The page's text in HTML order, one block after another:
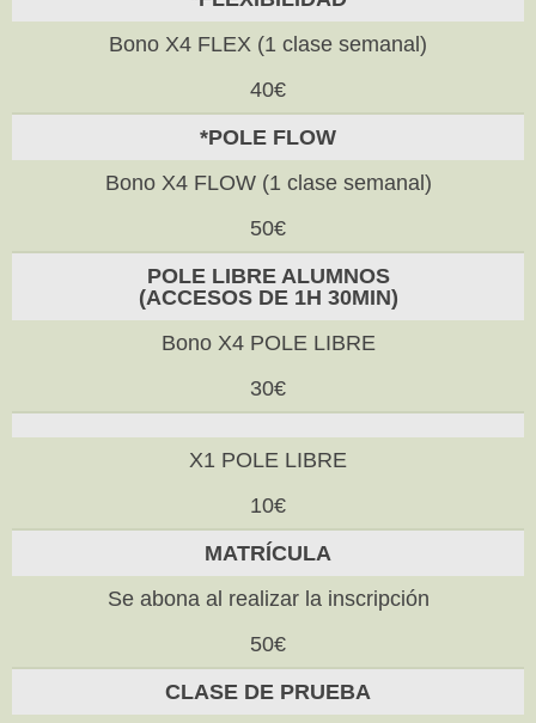
Bono X4 FLEX (1 clase semanal)
40€
*POLE FLOW
Bono X4 FLOW (1 clase semanal)
50€
POLE LIBRE ALUMNOS
(ACCESOS DE 1H 30MIN)
Bono X4 POLE LIBRE
30€
X1 POLE LIBRE
10€
MATRÍCULA
Se abona al realizar la inscripción
50€
CLASE DE PRUEBA